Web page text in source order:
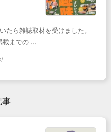
たら雑誌取材を受けました。
載までの ...
事